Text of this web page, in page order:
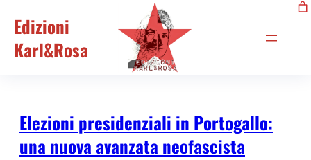
Edizioni
Karl&Rosa
Elezioni presidenziali in Portogallo:
una nuova avanzata neofascista